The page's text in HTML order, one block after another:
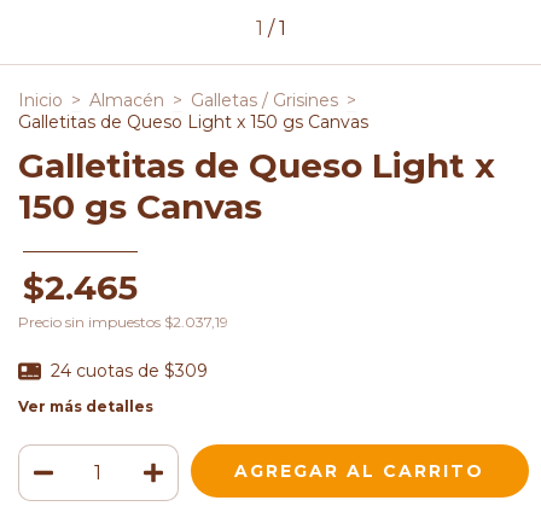
1 /1
Inicio > Almacén > Galletas / Grisines >
Galletitas de Queso Light x 150 gs Canvas
Galletitas de Queso Light x
150 gs Canvas
$2.465
Precio sin impuestos $2.037,19
24 cuotas de $309
Ver más detalles